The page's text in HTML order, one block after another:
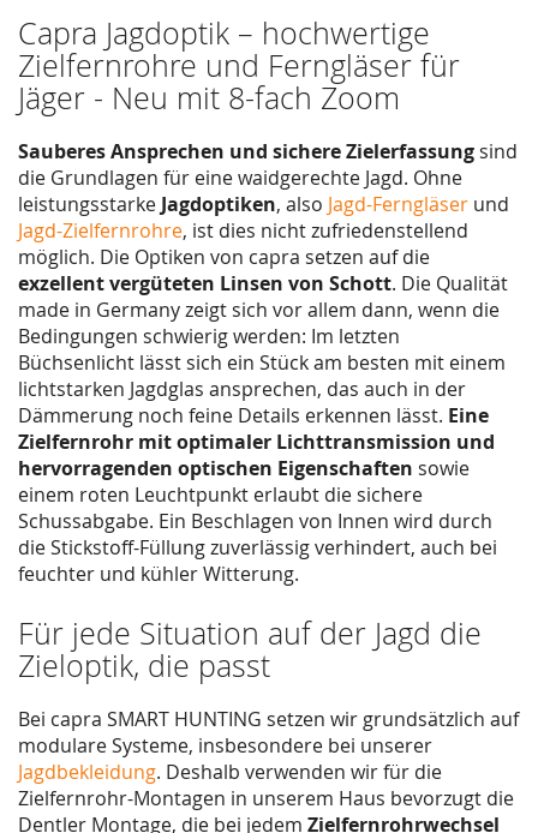
Capra Jagdoptik – hochwertige
Zielfernrohre und Ferngläser für
Jäger - Neu mit 8-fach Zoom
Sauberes Ansprechen und sichere Zielerfassungsind
die Grundlagen für eine waidgerechte Jagd. Ohne
leistungsstarke Jagdoptiken, also Jagd-Ferngläser und
Jagd-Zielfernrohre, ist dies nicht zufriedenstellend
möglich. Die Optiken von capra setzen auf die
exzellent vergüteten Linsen von Schott. Die Qualität
made in Germany zeigt sich vor allem dann, wenn die
Bedingungen schwierig werden: Im letzten
Büchsenlicht lässt sich ein Stück am besten mit einem
lichtstarken Jagdglas ansprechen, das auch in der
Dämmerung noch feine Details erkennen lässt. Eine
Zielfernrohr mit optimaler Lichttransmission und
hervorragenden optischen Eigenschaften sowie
einem roten Leuchtpunkt erlaubt die sichere
Schussabgabe. Ein Beschlagen von Innen wird durch
die Stickstoff-Füllung zuverlässig verhindert, auch bei
feuchter und kühler Witterung.
Für jede Situation auf der Jagd die
Zieloptik, die passt
Bei capra SMART HUNTING setzen wir grundsätzlich auf
modulare Systeme, insbesondere bei unserer
Jagdbekleidung. Deshalb verwenden wir für die
Zielfernrohr-Montagen in unserem Haus bevorzugt die
Dentler Montage, die bei jedem Zielfernrohrwechsel